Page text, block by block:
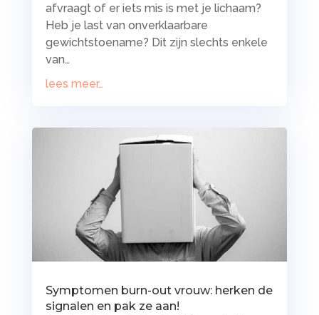
afvraagt of er iets mis is met je lichaam?
Heb je last van onverklaarbare
gewichtstoename? Dit zijn slechts enkele
van…
lees meer…
Symptomen burn-out vrouw: herken de
signalen en pak ze aan!